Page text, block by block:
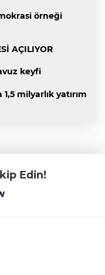
örneği
AÇILIYOR
keyfi
milyarlık yatırım
Edin!